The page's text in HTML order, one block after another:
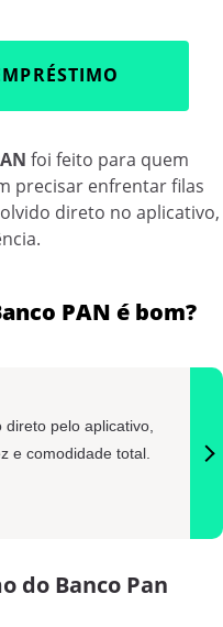
foi feito para quem
precisar enfrentar filas
direto no aplicativo,
PAN é bom?
pelo aplicativo,
e comodidade total.
do Banco Pan